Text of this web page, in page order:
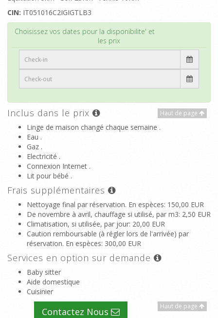
CIN: IT051016C2IGIGTLB3
Choisissez vos dates pour la disponibilite' et
les prix
Haut de page
Inclus dans le prix
Linge de maison changé chaque semaine .
Eau .
Gaz .
Electricité .
Connexion Internet .
Lit pour bébé .
Frais supplémentaires
Nettoyage final par réservation. En espèces: 150,00 EUR
De novembre à avril, chauffage si utilisé, par m3: 2,50 EUR
Climatisation, si utilisée, par jour: 20,00 EUR
Caution remboursable (à régler lors de l'arrivée) par
réservation. En espèces: 300,00 EUR
Services en option sur demande
Baby sitter
Aide domestique
Cuisinier
Haut de page
Contactez Nous